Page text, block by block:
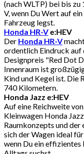
(nach WLTP) bei bis zu
V, wenn Du Wert auf
Fahrzeug legst.
Honda HR-Ve:HEV
Der Honda HR-V
ordentlich Eindruck auf
Designpreis "Red Dot
Innenraum ist
Kind und Kegel ist. Die
740 Kilometern.
Honda Jazz e:HEV
Auf eine Reichweite
Kleinwagen Honda
Raumkonzepts und
sich der Wagen ideal
wenn Du ein effizientes